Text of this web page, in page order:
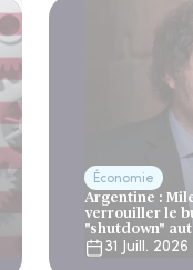
Économie
Argentine :
verrouiller le
"shutdown"
sous le regard
du FMI
31 Juill. 2026